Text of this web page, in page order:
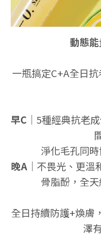
動態
一瓶搞定C+A全日
早C｜ 5種經典抗老
淨化毛孔同
晚A｜ 不畏光、更溫
骨脂酚，全
全日持續防護+煥膚
澤